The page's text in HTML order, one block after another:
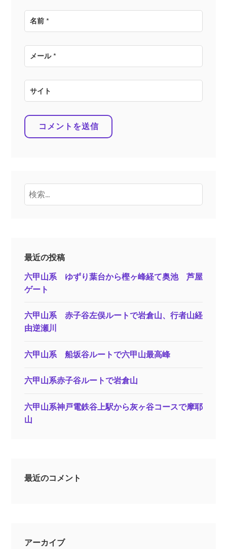
名前*
メール*
サイト
検
索:
最近の投稿
六甲山系 ゆずり葉台から樫ヶ峰経て奥池 芦屋
ゲート
六甲山系 赤子谷左俣ルートで岩倉山、行者山経
由逆瀬川
六甲山系 船坂谷ルートで六甲山最高峰
六甲山系赤子谷ルートで岩倉山
六甲山系神戸電鉄谷上駅から灰ヶ谷コースで摩耶
山
最近のコメント
アーカイブ